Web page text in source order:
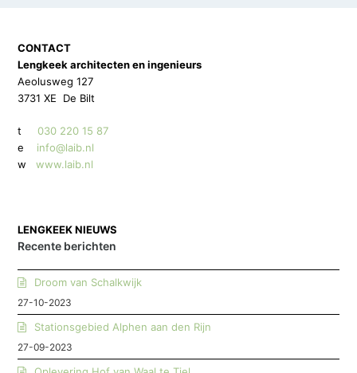
CONTACT
Lengkeek architecten en ingenieurs
Aeolusweg 127
3731 XE De Bilt
t030 220 15 87
e info@laib.nl
w
www.laib.nl
LENGKEEK NIEUWS
Recente berichten
Droom van Schalkwijk
27-10-2023
Stationsgebied Alphen aan den Rijn
27-09-2023